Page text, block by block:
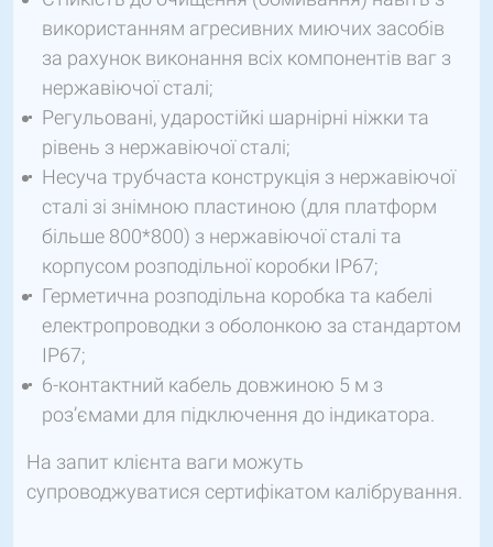
використанням агресивних миючих засобів
за рахунок виконання всіх компонентів ваг з
нержавіючої сталі;
Регульовані, ударостійкі шарнірні ніжки та
рівень з нержавіючої сталі;
Несуча трубчаста конструкція з нержавіючої
сталі зі знімною пластиною (для платформ
більше 800*800) з нержавіючої сталі та
корпусом розподільної коробки IP67;
Герметична розподільна коробка та кабелі
електропроводки з оболонкою за стандартом
IP67;
6-контактний кабель довжиною 5 м з
роз’ємами для підключення до індикатора.
На запит клієнта ваги можуть
супроводжуватися сертифікатом калібрування.